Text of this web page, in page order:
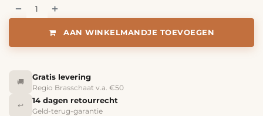
AAN WINKELMANDJE TOEVOEGEN
🚚
Gratis levering
Regio Brasschaat v.a. €50
↩️
14 dagen retourrecht
Geld-terug-garantie